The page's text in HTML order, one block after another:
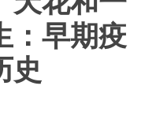
：早期疫
史